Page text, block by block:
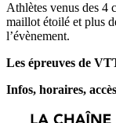
Athlètes venus des 4
maillot étoilé et plus
l’évènement.
Les épreuves de
Infos, horaires,